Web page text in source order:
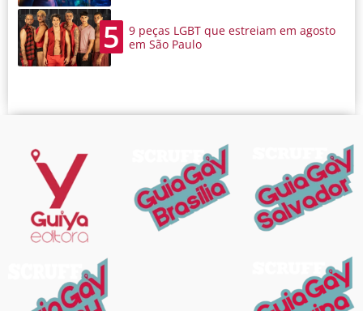
5
9 peças LGBT que estreiam em agosto
em São Paulo